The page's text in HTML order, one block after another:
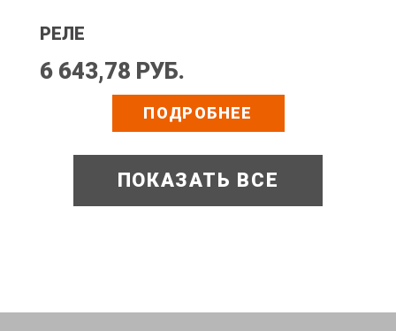
РЕЛЕ
6 643,78 РУБ.
ПОДРОБНЕЕ
ПОКАЗАТЬ ВСЕ